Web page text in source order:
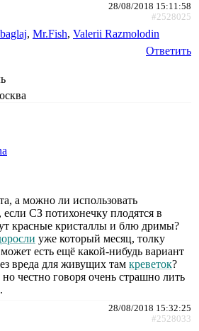
28/08/2018 15:11:58
#2528025
baglaj, Mr.Fish, Valerii Razmolodin
Ответить
а можно ли использовать
СЗ потихонечку плодятся в
красные кристаллы и блю дримы?
уже который месяц, толку
есть ещё какой-нибудь вариант
вреда для живущих там креветок?
честно говоря очень страшно лить
28/08/2018 15:32:25
#2528033